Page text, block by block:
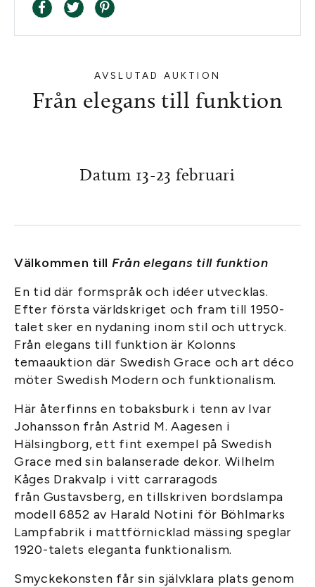
AVSLUTAD AUKTION
Från elegans till funktion
Datum 13-23 februari
Välkommen till Från elegans till funktion
En tid där formspråk och idéer utvecklas.
Efter första världskriget och fram till 1950-
talet sker en nydaning inom stil och uttryck.
Från elegans till funktion är Kolonns
temaauktion där Swedish Grace och art déco
möter Swedish Modern och funktionalism.
Här återfinns en tobaksburk i tenn av Ivar
Johansson från Astrid M. Aagesen i
Hälsingborg, ett fint exempel på Swedish
Grace med sin balanserade dekor. Wilhelm
Kåges Drakvalp i vitt carraragods
från Gustavsberg, en tillskriven bordslampa
modell 6852 av Harald Notini för Böhlmarks
Lampfabrik i mattförnicklad mässing speglar
1920-talets eleganta funktionalism.
Smyckekonsten får sin självklara plats genom